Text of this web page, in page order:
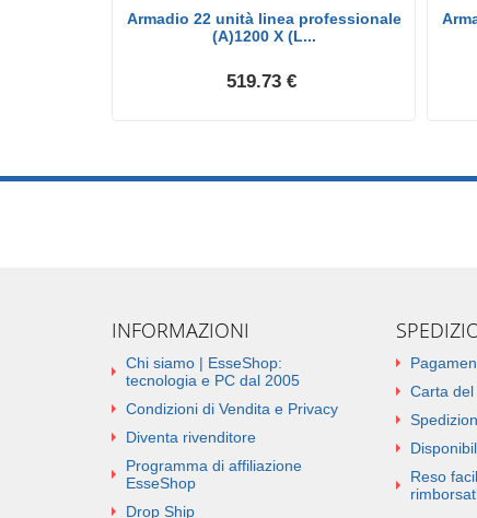
Armadio 22 unità linea professionale
(A)1200 X (L...
519.73 €
INFORMAZIONI
Chi siamo | EsseShop:
tecnologia e PC dal 2005
Condizioni di Vendita e Privacy
Diventa rivenditore
Programma di affiliazione
EsseShop
Drop Ship
Carta
Reso